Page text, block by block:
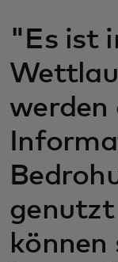
"Es ist
werden
genutzt
können